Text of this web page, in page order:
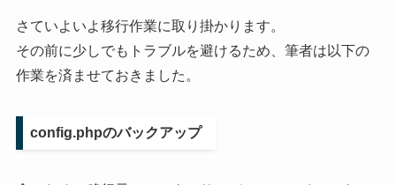
さていよいよ移行作業に取り掛かります。
その前に少しでもトラブルを避けるため、筆者は以下の
作業を済ませておきました。
config.phpのバックアップ